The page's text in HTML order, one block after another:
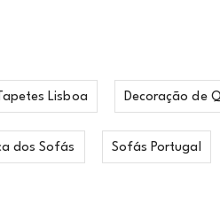
Lisboa Decoração de
dos Sofás Sofás Portugal